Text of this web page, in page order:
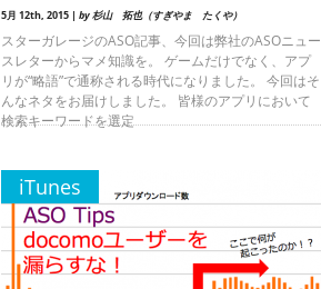
5月 12th, 2015 | by 杉山 拓也（すぎやま たくや）
スターガレージのASO記事、今回は弊社のASOニュー
スレターからマメ知識を。 ゲームだけでなく、アプ
リが“略語”で通称される時代になりました。 今回はそ
んなネタをお届けしました。 皆様のアプリにおいて
検索キーワードを選定
iTunes